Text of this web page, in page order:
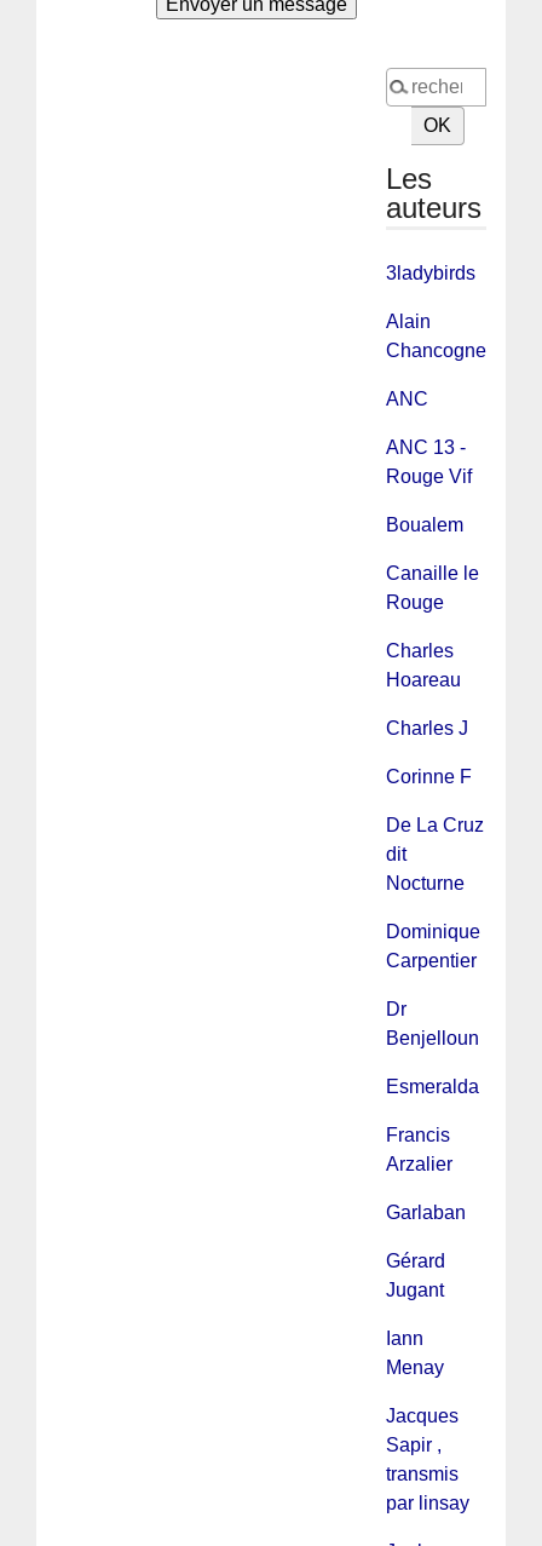
Les
auteurs
3ladybirds
Alain
Chancogne
ANC
ANC 13 -
Rouge Vif
Boualem
Canaille le
Rouge
Charles
Hoareau
Charles J
Corinne F
De La Cruz
dit
Nocturne
Dominique
Carpentier
Dr
Benjelloun
Esmeralda
Francis
Arzalier
Garlaban
Gérard
Jugant
Iann
Menay
Jacques
Sapir ,
transmis
par linsay